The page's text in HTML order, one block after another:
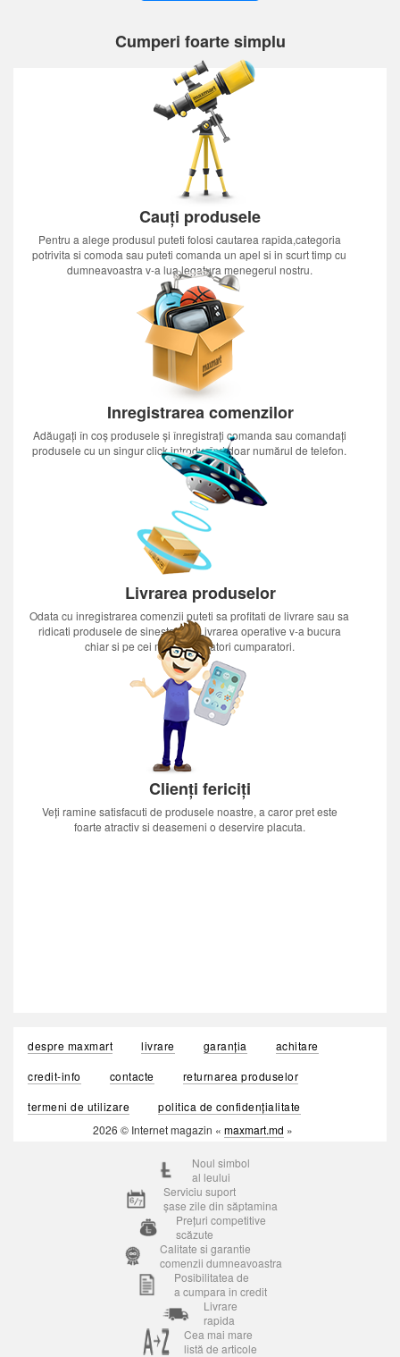
Cumperi foarte simplu
Cauți produsele
Pentru a alege produsul puteti folosi cautarea rapida,categoria
potrivita si comoda sau puteti comanda un apel si in scurt timp cu
dumneavoastra v-a lua legatura menegerul nostru.
Inregistrarea comenzilor
Adăugați în coș produsele și înregistrați comanda sau comandați
produsele cu un singur click introducînd doar numărul de telefon.
Livrarea produselor
Odata cu inregistrarea comenzii puteti sa profitati de livrare sau sa
ridicati produsele de sinestatator.Livrarea operative v-a bucura
chiar si pe cei mai nerabdatori cumparatori.
Clienți fericiți
Veți ramine satisfacuti de produsele noastre, a caror pret este
foarte atractiv si deasemeni o deservire placuta.
despre maxmart livrare garanția
achitare
credit-info
contacte
returnarea produselor
termeni de utilizare
politica de confidențialitate
2026 © Internet magazin « maxmart.md »
Noul simbol
al leului
Serviciu suport
șase zile din săptamina
Prețuri competitive
scăzute
Calitate si garantie
comenzii dumneavoastra
Posibilitatea de
a cumpara in credit
Livrare
rapida
Cea mai mare
listă de articole